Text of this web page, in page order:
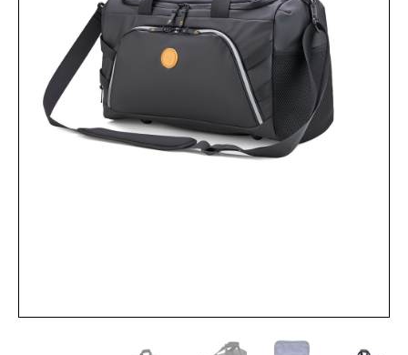
הסל שלי
הצהרת נגישות
ויגור נסיכויות, קניון מלחה